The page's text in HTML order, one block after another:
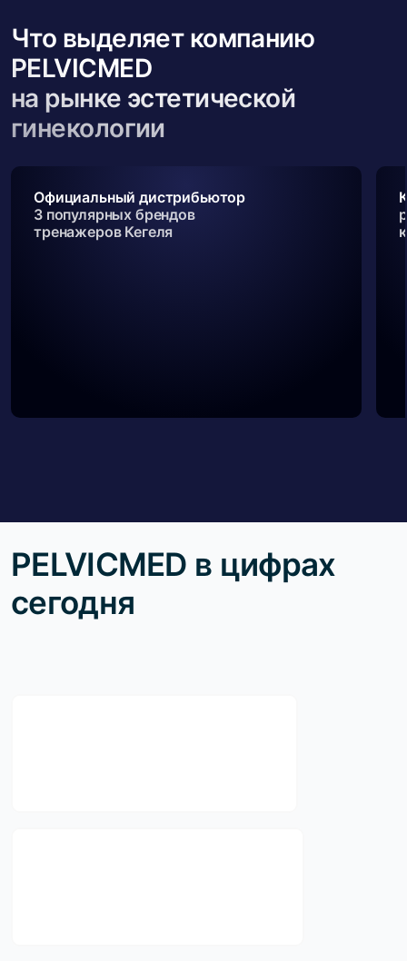
Что выделяет компанию
PELVICMED
на рынке эстетической
гинекологии
Официальный дистрибьютор
3 популярных брендов
тренажеров Кегеля
PELVICMED в цифрах
сегодня